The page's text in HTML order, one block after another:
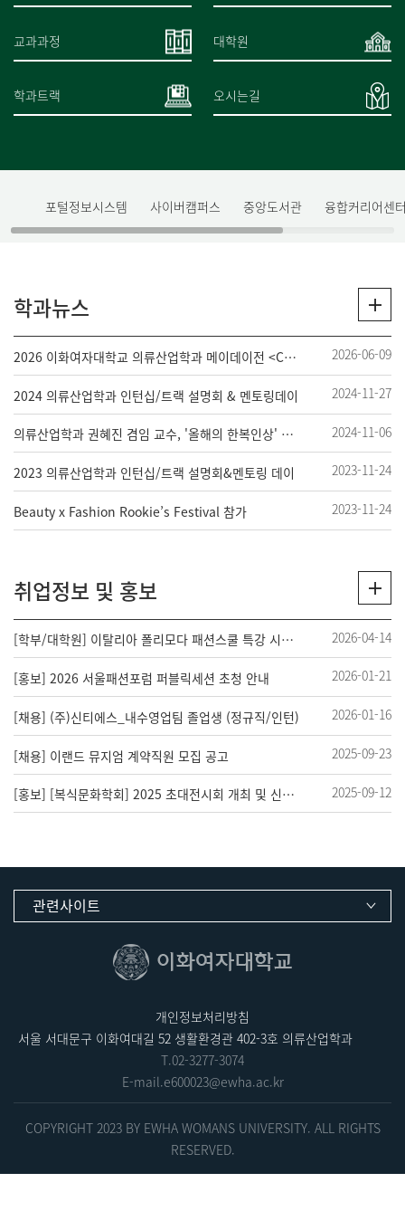
교과과정 대학원
학과트랙 오시는길
포털정보시스템 사이버캠퍼스 중앙도서관 융합커리어센
학과뉴스
2026 이화여자대학교 의류산업학과 메이데이전 <CONVERGENCE> 개최 2026-06-09
2024 의류산업학과 인턴십/트랙 설명회 & 멘토링데이 2024-11-27
의류산업학과 권혜진 겸임 교수, '올해의 한복인상' 문체부장관상 수상 2024-11-06
2023 의류산업학과 인턴십/트랙 설명회&멘토링 데이 2023-11-24
Beauty x Fashion Rookie’s Festival 참가 2023-11-24
취업정보 및 홍보
[학부/대학원] 이탈리아 폴리모다 패션스쿨 특강 시행 및 사전 신청 안내 2026-04-14
[홍보] 2026 서울패션포럼 퍼블릭세션 초청 안내 2026-01-21
[채용] (주)신티에스_내수영업팀 졸업생 (정규직/인턴) 2026-01-16
[채용] 이랜드 뮤지엄 계약직원 모집 공고 2025-09-23
[홍보] [복식문화학회] 2025 초대전시회 개최 및 신청안내 2025-09-12
관련사이트
개인정보처리방침
서울 서대문구 이화여대길 52 생활환경관 402-3호 의류산업학과
T.02-3277-3074
E-mail.e600023@ewha.ac.kr
COPYRIGHT 2023 BY EWHA WOMANS UNIVERSITY. ALL RIGHTS
RESERVED.